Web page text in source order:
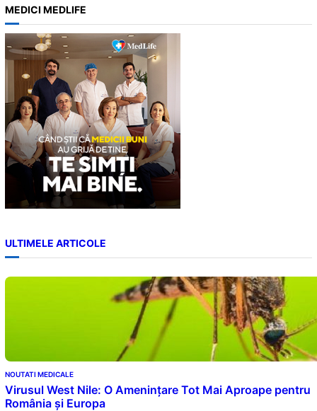
r
c
h
MEDICI MEDLIFE
ULTIMELE ARTICOLE
NOUTATI MEDICALE
Virusul West Nile: O Amenințare Tot Mai Aproape pentru
România și Europa